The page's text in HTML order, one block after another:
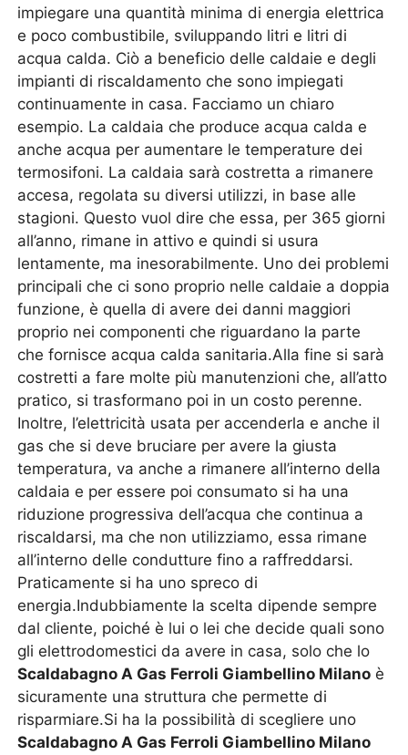
impiegare una quantità minima di energia elettrica
e poco combustibile, sviluppando litri e litri di
acqua calda. Ciò a beneficio delle caldaie e degli
impianti di riscaldamento che sono impiegati
continuamente in casa. Facciamo un chiaro
esempio. La caldaia che produce acqua calda e
anche acqua per aumentare le temperature dei
termosifoni. La caldaia sarà costretta a rimanere
accesa, regolata su diversi utilizzi, in base alle
stagioni. Questo vuol dire che essa, per 365 giorni
all’anno, rimane in attivo e quindi si usura
lentamente, ma inesorabilmente. Uno dei problemi
principali che ci sono proprio nelle caldaie a doppia
funzione, è quella di avere dei danni maggiori
proprio nei componenti che riguardano la parte
che fornisce acqua calda sanitaria.Alla fine si sarà
costretti a fare molte più manutenzioni che, all’atto
pratico, si trasformano poi in un costo perenne.
Inoltre, l’elettricità usata per accenderla e anche il
gas che si deve bruciare per avere la giusta
temperatura, va anche a rimanere all’interno della
caldaia e per essere poi consumato si ha una
riduzione progressiva dell’acqua che continua a
riscaldarsi, ma che non utilizziamo, essa rimane
all’interno delle condutture fino a raffreddarsi.
Praticamente si ha uno spreco di
energia.Indubbiamente la scelta dipende sempre
dal cliente, poiché è lui o lei che decide quali sono
gli elettrodomestici da avere in casa, solo che lo
Scaldabagno A Gas Ferroli Giambellino Milano è
sicuramente una struttura che permette di
risparmiare.Si ha la possibilità di scegliere uno
Scaldabagno A Gas Ferroli Giambellino Milano